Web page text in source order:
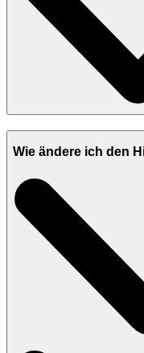
Wie ändere ich den